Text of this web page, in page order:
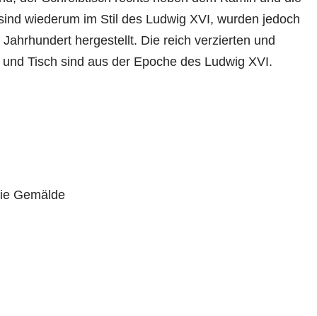
wiederum im Stil des Ludwig XVI, wurden jedoch
hergestellt. Die reich verzierten und
Tisch sind aus der Epoche des Ludwig XVI.